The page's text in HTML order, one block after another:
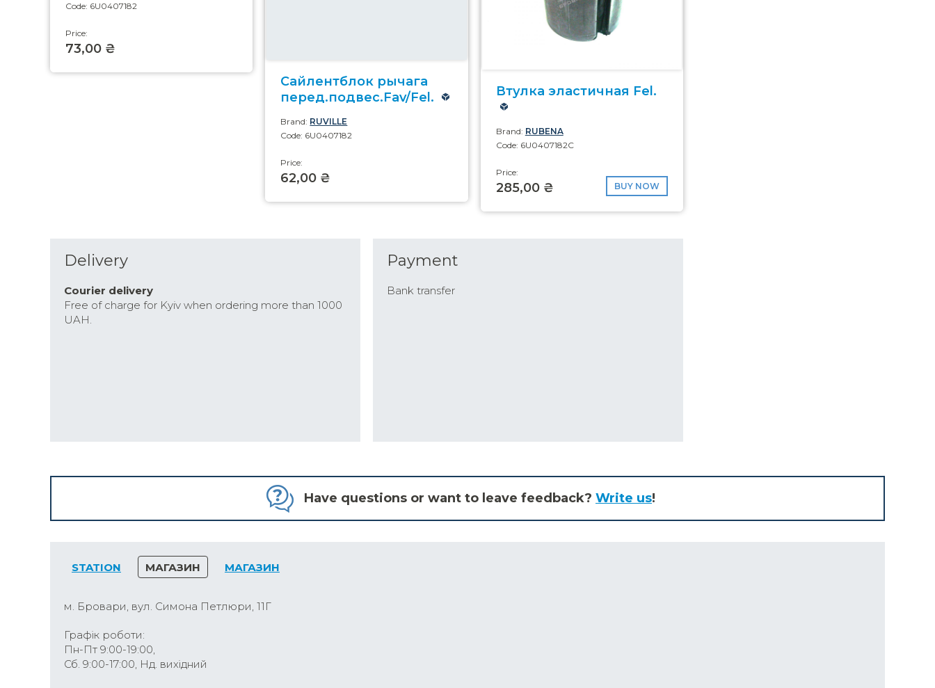
Code: 6U0407182
Price:
73,00 ₴
Сайлентблок рычага
перед.подвес.Fav/Fel.
Brand: RUVILLE
Code: 6U0407182
Price:
62,00 ₴
Втулка эластичная Fel.
Brand: RUBENA
Code: 6U0407182C
Price:
285,00 ₴ BUY NOW
Delivery
Courier delivery
Free of charge for Kyiv when ordering more than 1000
UAH.
Payment
Bank transfer
Have questions or want to leave feedback? Write us!
STATION МАГАЗИН МАГАЗИН
м. Бровари, вул. Симона Петлюри, 11Г
Графік роботи:
Пн-Пт 9:00-19:00,
Сб. 9:00-17:00, Нд. вихідний